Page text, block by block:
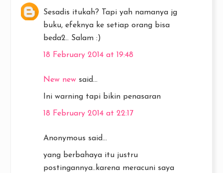
Sesadis itukah? Tapi yah namanya jg
buku, efeknya ke setiap orang bisa
beda2.. Salam :)
18 February 2014 at 19:48
New new said...
Ini warning tapi bikin penasaran
18 February 2014 at 22:17
Anonymous said...
yang berbahaya itu justru
postingannya..karena meracuni saya